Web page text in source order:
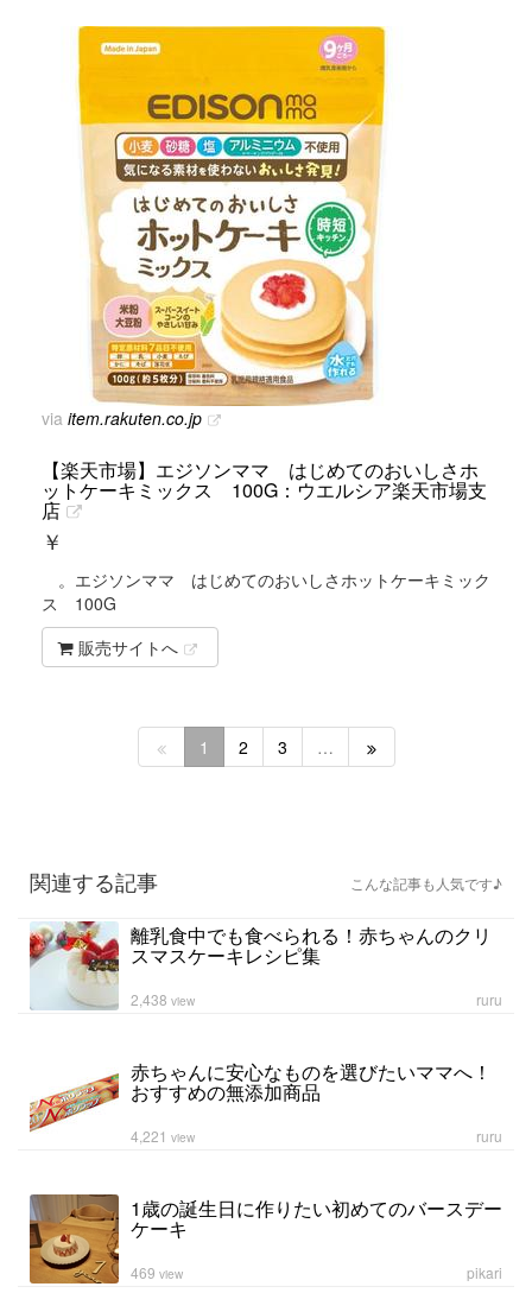
via item.rakuten.co.jp
【楽天市場】エジソンママ はじめてのおいしさホ
ットケーキミックス 100G：ウエルシア楽天市場支
店
￥
。エジソンママ はじめてのおいしさホットケーキミック
ス 100G
販売サイトへ
1 2 3 …
関連する記事 こんな記事も人気です♪
離乳食中でも食べられる！赤ちゃんのクリ
スマスケーキレシピ集
ruru
2,438 view
赤ちゃんに安心なものを選びたいママへ！
おすすめの無添加商品
ruru
4,221 view
1歳の誕生日に作りたい初めてのバースデー
ケーキ
pikari
469 view